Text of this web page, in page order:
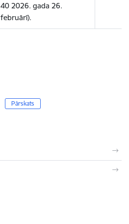
40 2026. gada 26.
februārī).
Pārskats